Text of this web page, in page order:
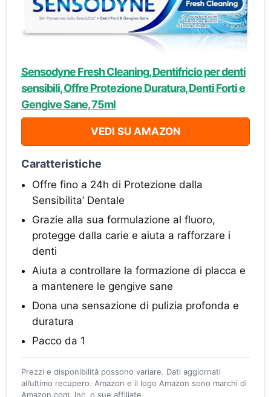
Sensodyne Fresh Cleaning, Dentifricio per denti
sensibili, Offre Protezione Duratura, Denti Forti e
Gengive Sane, 75ml
VEDI SU AMAZON
Caratteristiche
Offre fino a 24h di Protezione dalla
Sensibilita’ Dentale
Grazie alla sua formulazione al fluoro,
protegge dalla carie e aiuta a rafforzare i
denti
Aiuta a controllare la formazione di placca e
a mantenere le gengive sane
Dona una sensazione di pulizia profonda e
duratura
Pacco da 1
Prezzi e disponibilità possono variare. Dati aggiornati
all’ultimo recupero. Amazon e il logo Amazon sono marchi di
Amazon.com, Inc. o sue affiliate.